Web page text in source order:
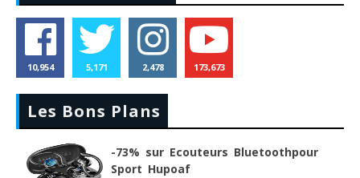
10,954 5,171 2,478 173,673
Les Bons Plans
-73% sur Ecouteurs Bluetoothpour
Sport Hupoaf